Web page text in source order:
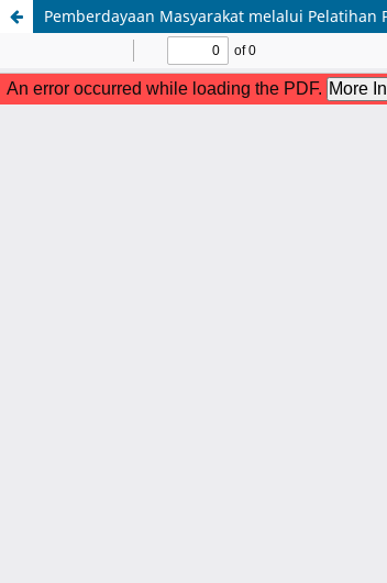
Pemberdayaan Masyarakat melalui